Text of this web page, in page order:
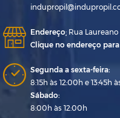
Endereço: Rua
Clique no endereço
Segunda a sexta-feira:
8:15h às 12:00h e 13:45h
Sábado:
8:00h às 12:00h